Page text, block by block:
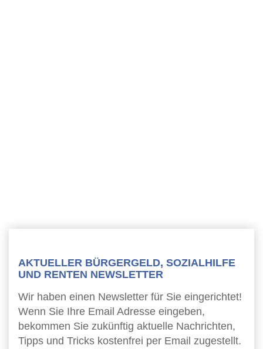
AKTUELLER BÜRGERGELD, SOZIALHILFE
UND RENTEN NEWSLETTER
Wir haben einen Newsletter für Sie eingerichtet!
Wenn Sie Ihre Email Adresse eingeben,
bekommen Sie zukünftig aktuelle Nachrichten,
Tipps und Tricks kostenfrei per Email zugestellt.